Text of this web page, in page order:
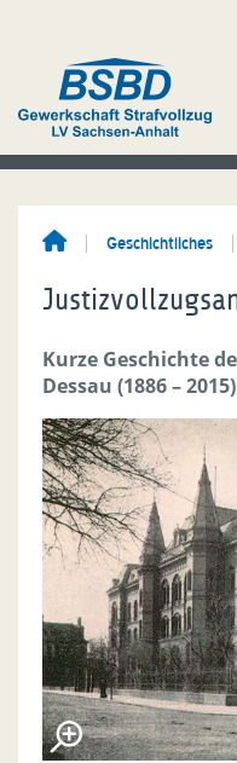
Geschichtliches
Kurze Geschichte
Dessau (1886 – 2015)